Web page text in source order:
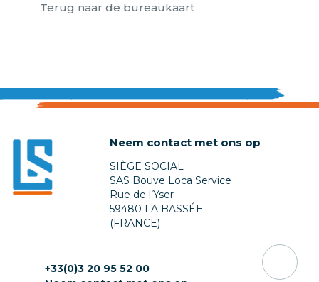
Terug naar de bureaukaart
Neem contact met ons op
SIÈGE SOCIAL
SAS Bouve Loca Service
Rue de l’Yser
59480 LA BASSÉE
(FRANCE)
+33(0)3 20 95 52 00